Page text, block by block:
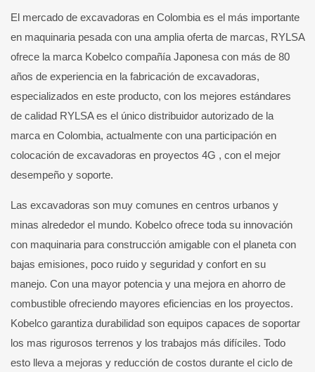
El mercado de excavadoras en Colombia es el más importante
en maquinaria pesada con una amplia oferta de marcas, RYLSA
ofrece la marca Kobelco compañía Japonesa con más de 80
años de experiencia en la fabricación de excavadoras,
especializados en este producto, con los mejores estándares
de calidad RYLSA es el único distribuidor autorizado de la
marca en Colombia, actualmente con una participación en
colocación de excavadoras en proyectos 4G , con el mejor
desempeño y soporte.
Las excavadoras son muy comunes en centros urbanos y
minas alrededor el mundo. Kobelco ofrece toda su innovación
con maquinaria para construcción amigable con el planeta con
bajas emisiones, poco ruido y seguridad y confort en su
manejo. Con una mayor potencia y una mejora en ahorro de
combustible ofreciendo mayores eficiencias en los proyectos.
Kobelco garantiza durabilidad son equipos capaces de soportar
los mas rigurosos terrenos y los trabajos más difíciles. Todo
esto lleva a mejoras y reducción de costos durante el ciclo de